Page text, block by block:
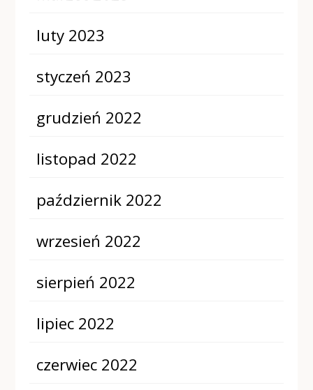
luty 2023
styczeń 2023
grudzień 2022
listopad 2022
październik 2022
wrzesień 2022
sierpień 2022
lipiec 2022
czerwiec 2022